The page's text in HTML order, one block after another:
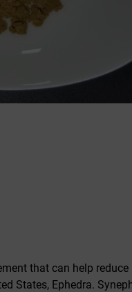
that can help
States, Ephedra.